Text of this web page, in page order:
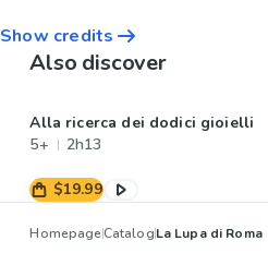
Show credits
Also discover
Alla ricerca dei dodici gioielli
5+
2h13
$19.99
HomepageCatalogLa Lupa di Roma